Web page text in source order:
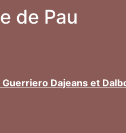
de Pau
Dajeans et